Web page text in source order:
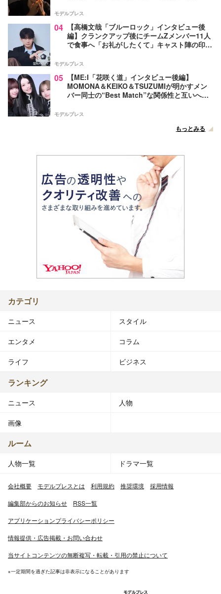
モデルプレス
04
【高橋文哉「ブルーロック」インタビュー後
編】クランクアップ後にチームZメンバー11人
で食事へ「お礼がしたくて」キャスト陣の印象
モデルプレス
05
【ME:I「花咲く道」インタビュー後編】
MOMONA＆KEIKO＆TSUZUMIが明かすメン
バー同士の“Best Match”な関係性と互いへの
っている」
モデルプレス
もっとみる
カテゴリ
ニュース スタイル
エンタメ コラム
ライフ ビジネス
ランキング
ニュース 人物
画像
ルーム
人物一覧 ドラマ一覧
会社概要 モデルプレスとは 利用規約 推奨環境 採用情報
編集部からのお知らせ RSS一覧
アプリケーションプライバシーポリシー
情報提供・広告掲載・お問い合わせ
当サイトコンテンツの無断複写・転載・引用の禁止について
※一定期間を過ぎた記事は非表示になることがあります